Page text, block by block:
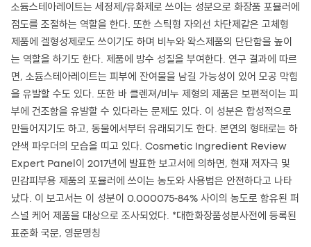
소듐스테아레이트는 세정제/유화제로 쓰이는 성분으로 화장품 포뮬러에
점도를 조절하는 역할을 한다. 또한 스틱형 자외선 차단제같은 고체형
제품에 겔형성제로도 쓰이기도 하며 비누와 왁스제품의 단단함을 높이
는 역할을 하기도 한다. 제품에 방수 성질을 부여한다. 연구 결과에 따르
면, 소듐스테아레이트는 피부에 잔여물을 남길 가능성이 있어 모공 막힘
을 유발할 수도 있다. 또한 바 클렌져/비누 제형의 제품은 보편적이는 피
부에 건조함을 유발할 수 있다라는 문제도 있다. 이 성분은 합성적으로
만들어지기도 하고, 동물에서부터 유래되기도 한다. 본연의 형태로는 하
얀색 파우더의 모습을 띠고 있다. Cosmetic Ingredient Review
Expert Panel이 2017년에 발표한 보고서에 의하면, 현재 저자극 및
민감피부용 제품의 포뮬러에 쓰이는 농도와 사용법은 안전하다고 나타
났다. 이 보고서는 이 성분이 0.000075-84% 사이의 농도로 함유된 퍼
스널 케어 제품을 대상으로 조사되었다. *대한화장품성분사전에 등록된
표준화 국문, 영문명칭